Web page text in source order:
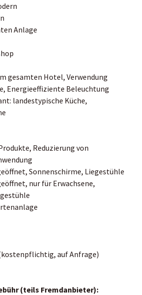
Anlage
gesamten Hotel, Verwendung
Energieeffiziente Beleuchtung
landestypische Küche,
Reduzierung von
Sonnenschirme, Liegestühle
nur für Erwachsene,
auf Anfrage)
(teils Fremdanbieter):